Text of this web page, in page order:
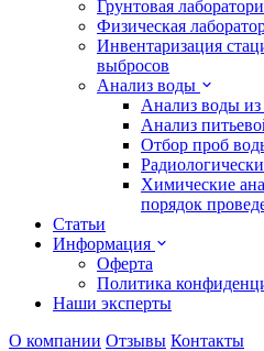
Грунтовая
Физическая
Инвентаризация
выбросов
Анализ воды
Анализ воды
Анализ
Отбор проб
Химические
порядок
Статьи
Информация
Оферта
Политика
Наши эксперты
О компании Отзывы Контакты